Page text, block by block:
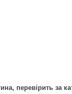
перевірить за